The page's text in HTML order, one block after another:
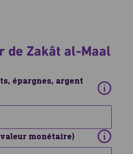
de Zakât al-Maal
épargnes, argent
monétaire)